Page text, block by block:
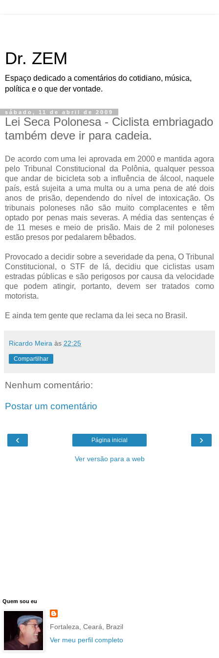
Dr. ZEM
Espaço dedicado a comentários do cotidiano, música,
política e o que der vontade.
sábado, 11 de abril de 2009
Lei Seca Polonesa - Ciclista embriagado
também deve ir para cadeia.
De acordo com uma lei aprovada em 2000 e mantida agora
pelo Tribunal Constitucional da Polônia, qualquer pessoa
que andar de bicicleta sob a influência de álcool, naquele
país, está sujeita a uma multa ou a uma pena de até dois
anos de prisão, dependendo do nível de intoxicação. Os
tribunais poloneses não são muito complacentes e têm
optado por penas mais severas. A média das sentenças é
de 11 meses e meio de prisão. Mais de 2 mil poloneses
estão presos por pedalarem bêbados.
Provocado a decidir sobre a severidade da pena, O Tribunal
Constitucional, o STF de lá, decidiu que ciclistas usam
estradas públicas e são perigosos por causa da velocidade
que podem atingir, portanto, devem ser tratados como
motorista.
E ainda tem gente que reclama da lei seca no Brasil.
Ricardo Meira às 22:25
Compartilhar
Nenhum comentário:
Postar um comentário
‹ ›
Página inicial
Ver versão para a web
Quem sou eu
Fortaleza, Ceará, Brazil
Ver meu perfil completo